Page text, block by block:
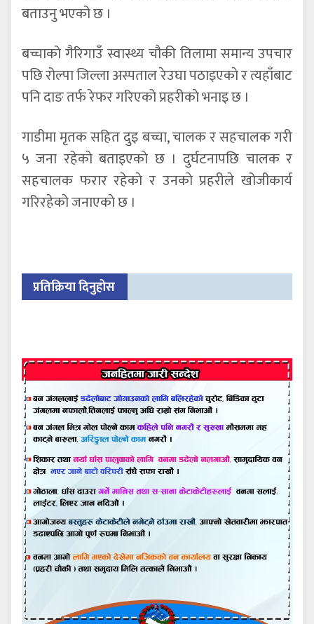
बताउनु भएको छ ।
बच्चाको गैरिगाउँ स्वास्थ्य चौकी तिलामा समान्य उपचार
पछि रोल्पा जिल्ला अस्पताल रेउघा पठाइएकाे र त्यहाँबाट
पनि दाङ तर्फ रेफर गरिएको प्रहरीकाे भनाइ छ ।
गाडीमा मृतक सहित दुइ बच्चा, चालक र सहचालक गरी
५ जना रहेकाे बताइएकाे छ । दुर्घटनापछि चालक र
सहचालक फरार रहेकाे र उनकाे प्रहरीले खोजीकार्य
गरिरहेकाे जनाएकाे छ ।
प्रतिक्रिया दिनुहोस